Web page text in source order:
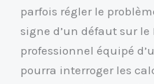
parfois régler le
signe d’un défaut sur le
professionnel équipé
pourra interroger les